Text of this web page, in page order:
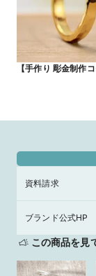
【手作り 彫金制作
資料請求
ブランド公式HP
この商品を見